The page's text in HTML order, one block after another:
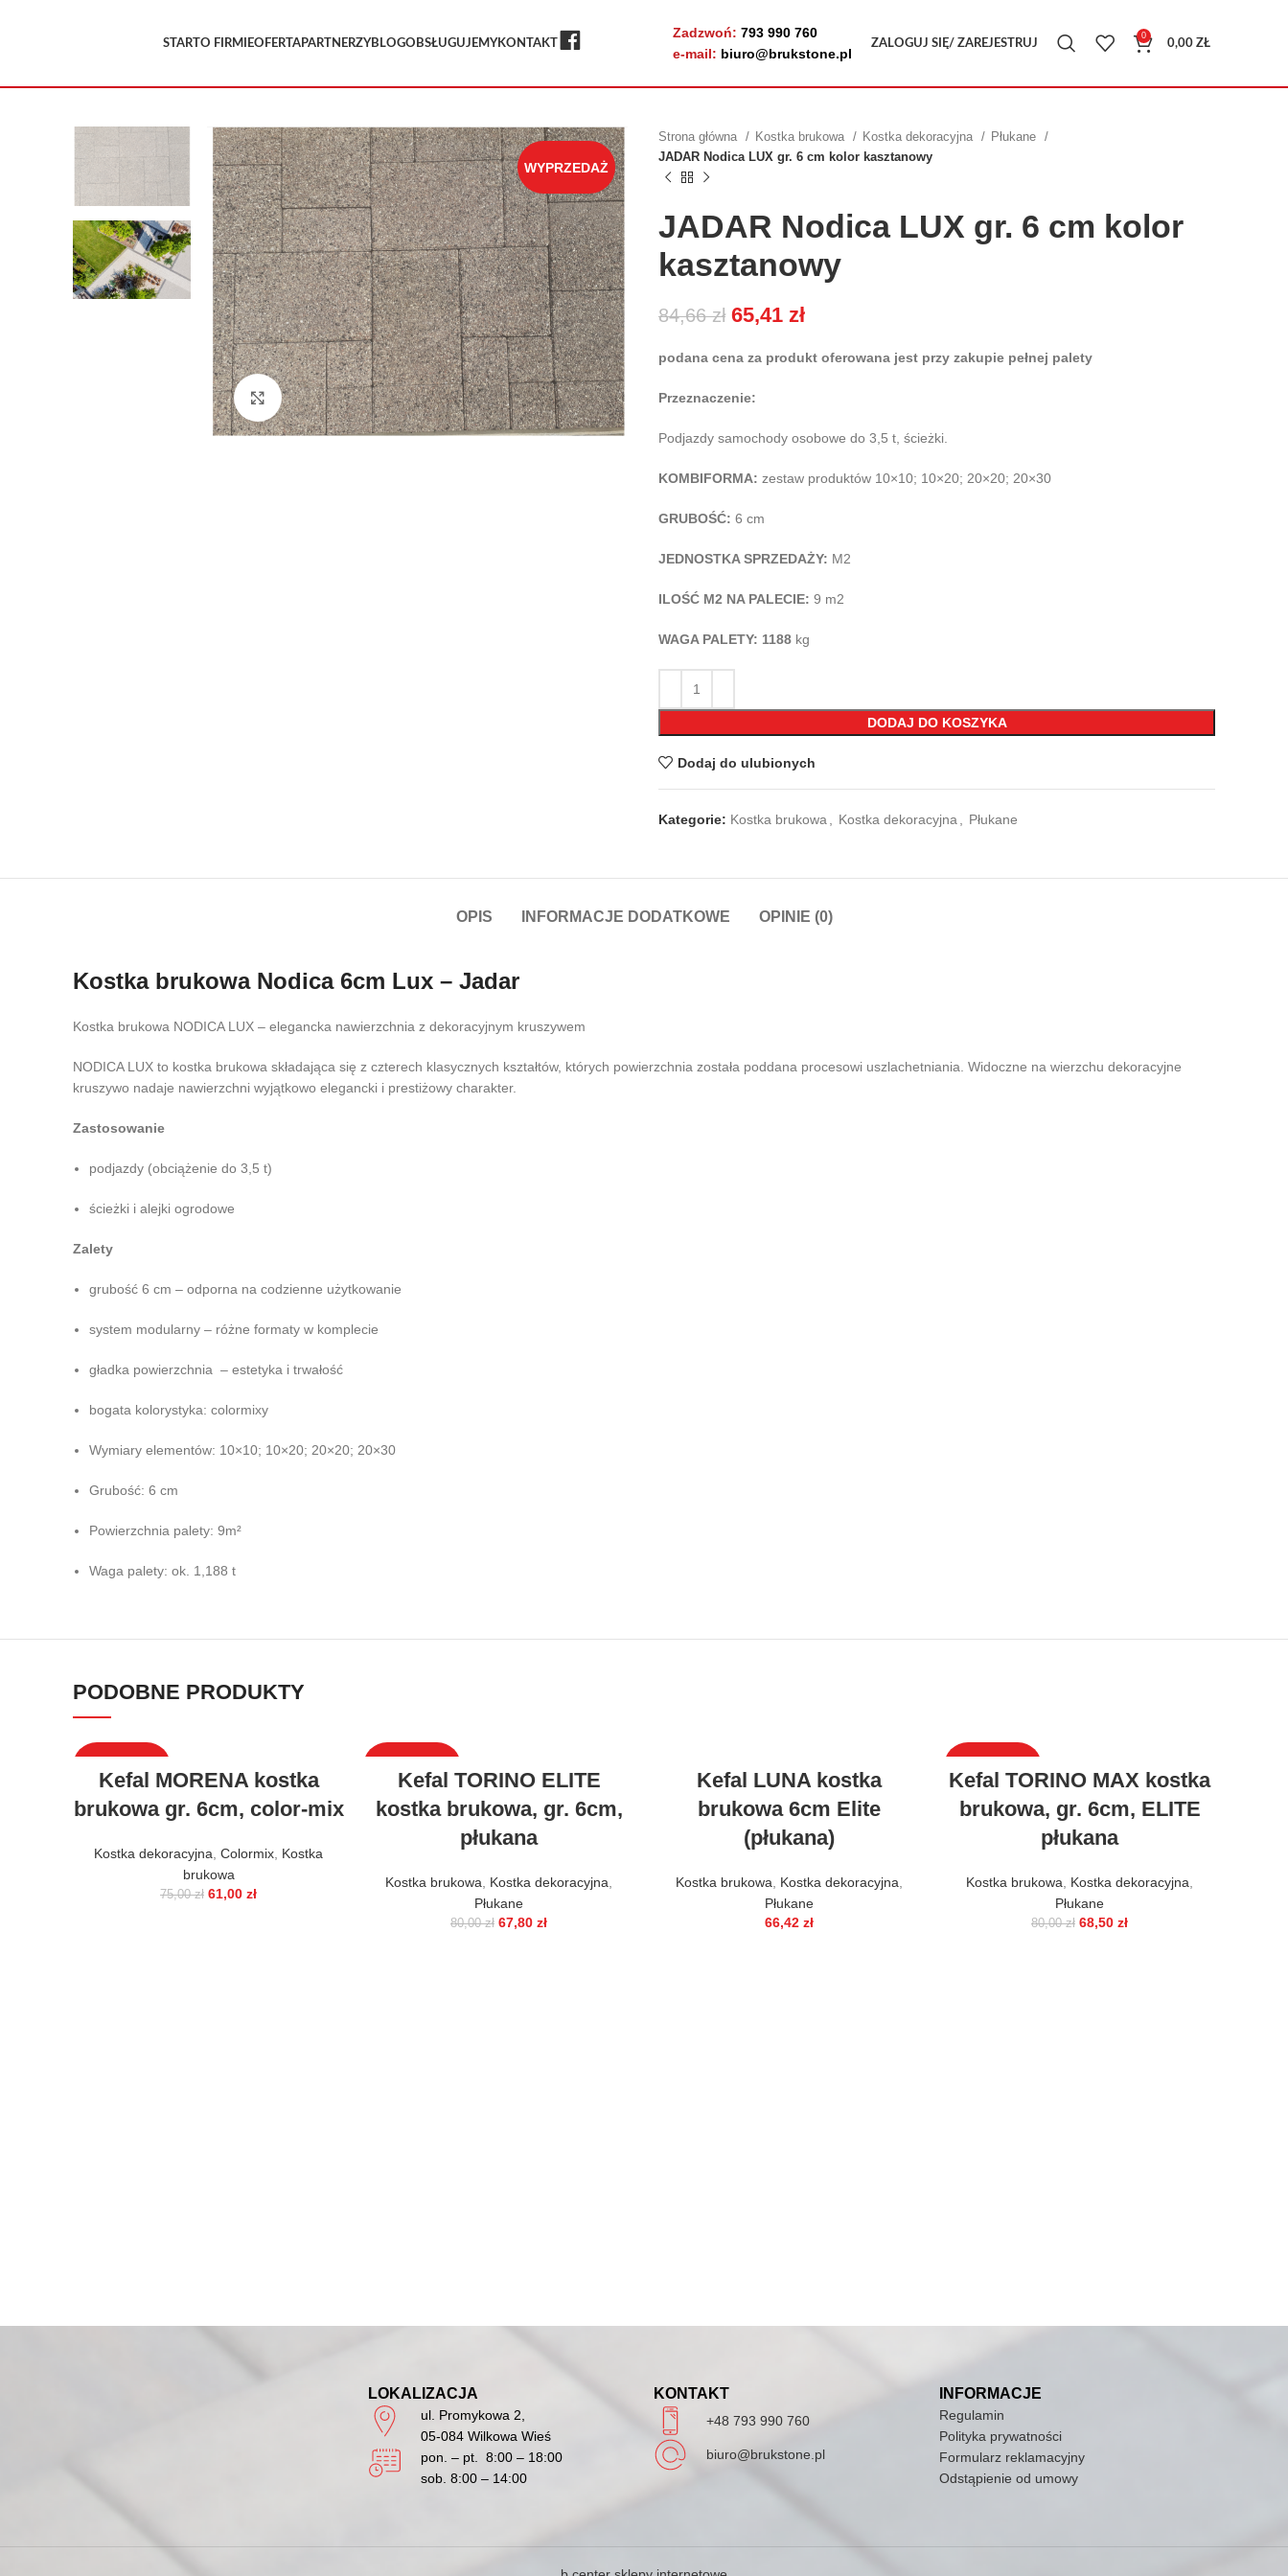
STARTO FIRMIEOFERTAPARTNERZYBLOGOBSŁUGUJEMYKONTAKT
Zadzwoń: 793 990 760
e-mail: biuro@brukstone.pl
ZALOGUJ SIĘ/ ZAREJESTRUJ
0
0,00 ZŁ
WYPRZEDAŻ
Kliknij, aby powiększyć
Strona główna Kostka brukowa Kostka dekoracyjna
Płukane
JADAR Nodica LUX gr. 6 cm kolor kasztanowy
JADAR Nodica LUX gr. 6 cm kolor
kasztanowy
84,66zł 65,41 zł
podana cena za produkt oferowana jest przy zakupie pełnej palety
Przeznaczenie:
Podjazdy samochody osobowe do 3,5 t, ścieżki.
KOMBIFORMA: zestaw produktów 10×10; 10×20; 20×20; 20×30
GRUBOŚĆ: 6 cm
JEDNOSTKA SPRZEDAŻY: M2
ILOŚĆ M2 NA PALECIE: 9 m2
WAGA PALETY: 1188 kg
DODAJ DO KOSZYKA
Dodaj do ulubionych
Kategorie: Kostka brukowa Kostka dekoracyjna Płukane
OPIS INFORMACJE DODATKOWE OPINIE (0)
Kostka brukowa Nodica 6cm Lux – Jadar
Kostka brukowa NODICA LUX – elegancka nawierzchnia z dekoracyjnym kruszywem
NODICA LUX to kostka brukowa składająca się z czterech klasycznych kształtów, których powierzchnia została poddana procesowi uszlachetniania. Widoczne na wierzchu dekoracyjne
kruszywo nadaje nawierzchni wyjątkowo elegancki i prestiżowy charakter.
Zastosowanie
podjazdy (obciążenie do 3,5 t)
ścieżki i alejki ogrodowe
Zalety
grubość 6 cm – odporna na codzienne użytkowanie
system modularny – różne formaty w komplecie
gładka powierzchnia – estetyka i trwałość
bogata kolorystyka: colormixy
Wymiary elementów: 10×10; 10×20; 20×20; 20×30
Grubość: 6 cm
Powierzchnia palety: 9m²
Waga palety: ok. 1,188 t
PODOBNE PRODUKTY
Kefal MORENA kostka
brukowa gr. 6cm, color-mix
Kostka dekoracyjna Colormix Kostka
brukowa
75,00zł 61,00 zł
Kefal TORINO ELITE
kostka brukowa, gr. 6cm,
płukana
Kostka brukowa Kostka dekoracyjna
Płukane
80,00zł 67,80 zł
Kefal LUNA kostka
brukowa 6cm Elite
(płukana)
Kostka brukowa Kostka dekoracyjna
Płukane
66,42 zł
Kefal TORINO MAX kostka
brukowa, gr. 6cm, ELITE
płukana
Kostka brukowa Kostka dekoracyjna
Płukane
80,00zł 68,50 zł
LOKALIZACJA
ul. Promykowa 2,
05-084 Wilkowa Wieś
pon. – pt. 8:00 – 18:00
sob. 8:00 – 14:00
KONTAKT
+48 793 990 760
biuro@brukstone.pl
INFORMACJE
Regulamin
Polityka prywatności
Formularz reklamacyjny
Odstąpienie od umowy